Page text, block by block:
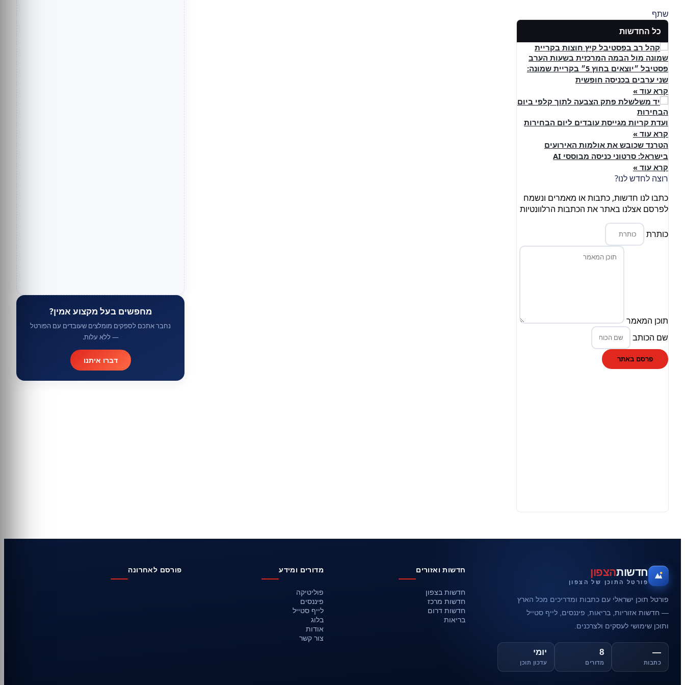
שתף
כל החדשות
פסטיבל ״יוצאים בחוץ 5״ בקריית שמונה:
שני ערבים בכניסה חופשית
קרא עוד »
ועדת קריות מגייסת עובדים ליום הבחירות
קרא עוד »
הטרנד שכובש את אולמות האירועים
בישראל: סרטוני כניסה מבוססי AI
קרא עוד »
רוצה לחדש לנו?
כתבו לנו חדשות, כתבות או מאמרים ונשמח
לפרסם אצלנו באתר את הכתבות הרלוונטיות
כותרת
תוכן המאמר
שם הכותב
פרסם באתר
מחפשים בעל מקצוע אמין?
נחבר אתכם לספקים מומלצים שעובדים עם הפורטל
— ללא עלות.
דברו איתנו
חדשותהצפון
פורטל התוכן של הצפון
פורטל תוכן ישראלי עם כתבות ומדריכים מכל הארץ
— חדשות אזוריות, בריאות, פיננסים, לייף סטייל
ותוכן שימושי לעסקים ולצרכנים.
—
כתבות
8
מדורים
יומי
עדכון תוכן
חדשות ואזורים
חדשות בצפון
חדשות מרכז
חדשות דרום
בריאות
מדורים ומידע
פוליטיקה
פיננסים
לייף סטייל
בלוג
אודות
צור קשר
פורסם לאחרונה